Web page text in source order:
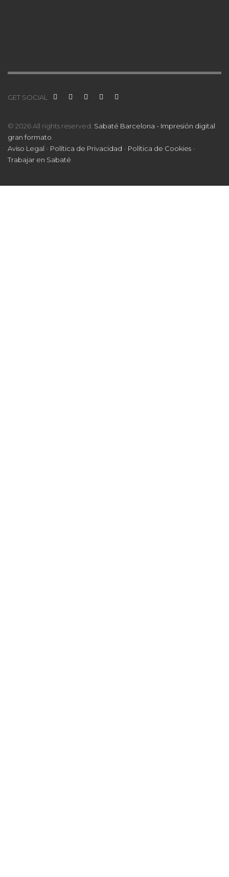
GET SOCIAL
© 2026 All rights reserved. Sabaté Barcelona - Impresión digital
gran formato.
Aviso Legal - Política de Privacidad - Política de Cookies -
Trabajar en Sabaté